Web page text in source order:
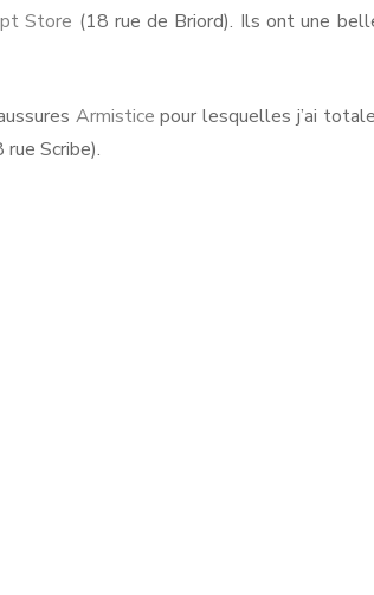
Store (18 rue de Briord). Ils ont une
Armistice pour lesquelles j’ai
rue Scribe).